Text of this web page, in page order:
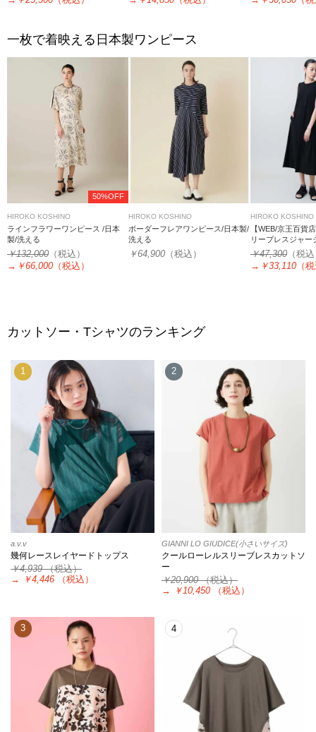
一枚で着映える日本製ワンピース
50%OFF
HIROKO KOSHINO
ラインフラワーワンピース /日本
製/洗える
￥132,000 （税込）
→ ￥66,000 （税込）
HIROKO KOSHINO
ボーダーフレアワンピース/日本製/
洗える
￥64,900 （税込）
HIROKO KOSHINO
【WEB/京王百貨
リーブレスジャー
日本製/洗える
￥47,300（税
→ ￥33,110（
カットソー・Tシャツのランキング
1
a.v.v
幾何レースレイヤードトップス
￥4,939（税込）
→
￥4,446 （税込）
2
GIANNI LO GIUDICE(小さいサイズ)
クールローレルスリーブレスカットソ
ー
￥20,900（税込）
→
￥10,450 （税込）
3 4